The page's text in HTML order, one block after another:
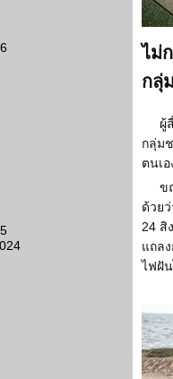
ไม่
กลุ่
ผู้
กลุ่ม
ตนเ
ข
ด้วย
24 สิ
แถล
ไฟฝั